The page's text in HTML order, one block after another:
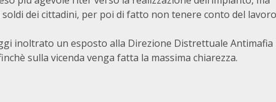
dei cittadini, per poi di fatto non tenere conto del lavoro
inoltrato un esposto alla Direzione Distrettuale Antimafia
sulla vicenda venga fatta la massima chiarezza.